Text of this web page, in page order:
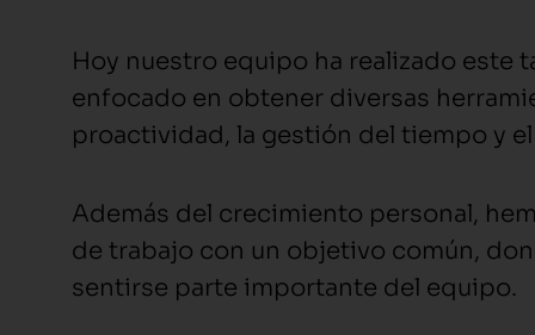
Hoy nuestro equipo ha realizado este
enfocado en obtener diversas
proactividad, la gestión del tiempo y
Además del crecimiento personal,
de trabajo con un objetivo común,
sentirse parte importante del equipo.